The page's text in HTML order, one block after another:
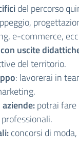
del percorso
e-commerce,
uscite
del territorio.
: lavorerai in
potrai fare
concorsi di